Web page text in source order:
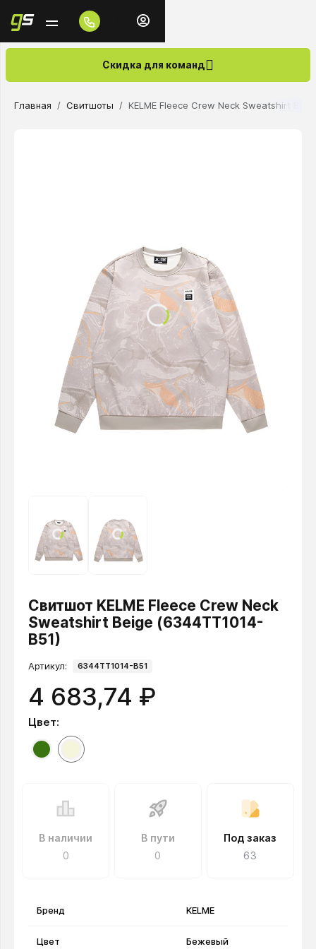
Скидка для команд
Главная Свитшоты KELME Fleece Crew Neck Sweatshirt
Свитшот KELME Fleece Crew Neck
Sweatshirt Beige (6344TT1014-
B51)
Артикул: 6344TT1014-B51
4 683,74 ₽
Цвет:
В наличии
0
В пути
0
Под заказ
63
Бренд KELME
Цвет Бежевый